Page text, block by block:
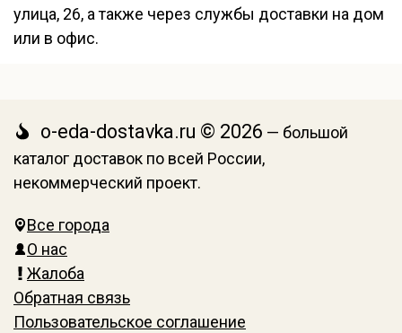
улица, 26, а также через службы доставки на дом
или в офис.
o-eda-dostavka.ru © 2026 — большой
каталог доставок по всей России,
некоммерческий проект.
Все города
О нас
Жалоба
Обратная связь
Пользовательское соглашение